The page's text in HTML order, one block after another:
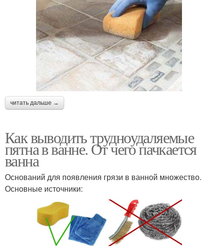
читать дальше →
Как выводить трудноудаляемые
пятна в ванне. От чего пачкается
ванна
Оснований для появления грязи в ванной множество.
Основные источники: